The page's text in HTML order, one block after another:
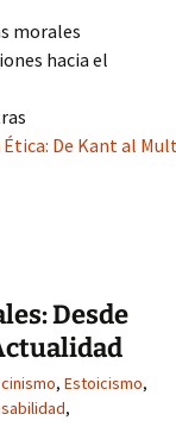
morales
hacia el
De Kant al
Desde
cinismo, Estoicismo,
,